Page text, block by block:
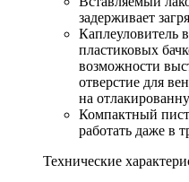
задерживает
Каплеуловитель
пластиковых
возможности
отверстие для
на
Компактный
работать даже в
Технические